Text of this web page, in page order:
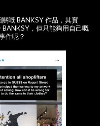
嘅 BANKSY 作品，其實
，佢只能夠用自己嘅
件呢？